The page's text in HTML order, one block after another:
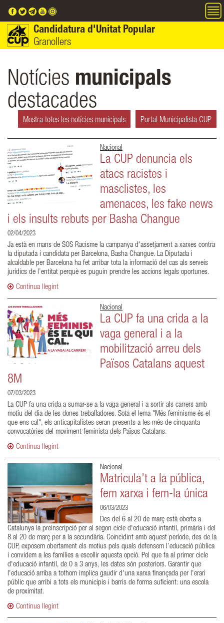
Candidatura d'Unitat Popular
Granollers
Notícies municipals
destacades
Mostra totes les notícies municipals Portal Municipalista CUP
Nacional
La CUP denuncia els
atacs racistes i
masclistes, les
amenaces, les fake news
i els insults rebuts per Basha Changue
02/04/2023
Ja està en mans de SOS Racisme la campanya d'assetjament a xarxes contra
la diputada i candidata per Barcelona, Basha Changue. La Diputada i
alcaldable per Barcelona ha fet arribar tota la informació del cas als serveis
jurídics de l’entitat perquè es puguin prendre les accions legals oportunes.
Continua llegint
Nacional
La CUP fa una crida a la
vaga general i a la
mobilització arreu dels
Països Catalans aquest
8M
07/03/2023
La CUP fa una crida a sumar-se a la vaga general i a sortir als carrers amb
motiu del dia de les dones treballadores. Sota el lema "Més feminisme és el
que ens cal", els anticapitalistes seran presents a les més de cinquanta
convocatòries del moviment feminista dels Països Catalans.
Continua llegint
Nacional
Matricula’t a la pública,
fem xarxa i fem-la única
06/03/2023
Des del 6 al 20 de març està oberta a
Catalunya la preinscripció per al segon cicle d'educació infantil, primària i del
8 al 20 de març per a la secundària. Coincidint amb aquest període, des de la
CUP, exposem obertament els motius pels quals defensem l’educació pública
i convidem a les famílies a escollir aquesta opció. Pel que fa al primer cicle
d'educació infantil, de 0 a 3 anys, les dates són posteriors. Garantir que
l'educació arriba a tothom implica gaudir d'una xarxa finançada per l'erari
públic que arribi a tots els municipis i barris de forma suficient: una escola
de proximitat.
Continua llegint